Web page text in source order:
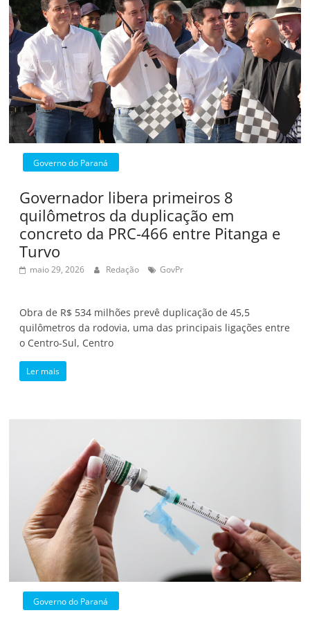
Governo do Paraná
Governador libera primeiros 8
quilômetros da duplicação em
concreto da PRC-466 entre Pitanga e
Turvo
maio 29, 2026 Redação GovPr
Obra de R$ 534 milhões prevê duplicação de 45,5
quilômetros da rodovia, uma das principais ligações entre
o Centro-Sul, Centro
Ler mais
Governo do Paraná